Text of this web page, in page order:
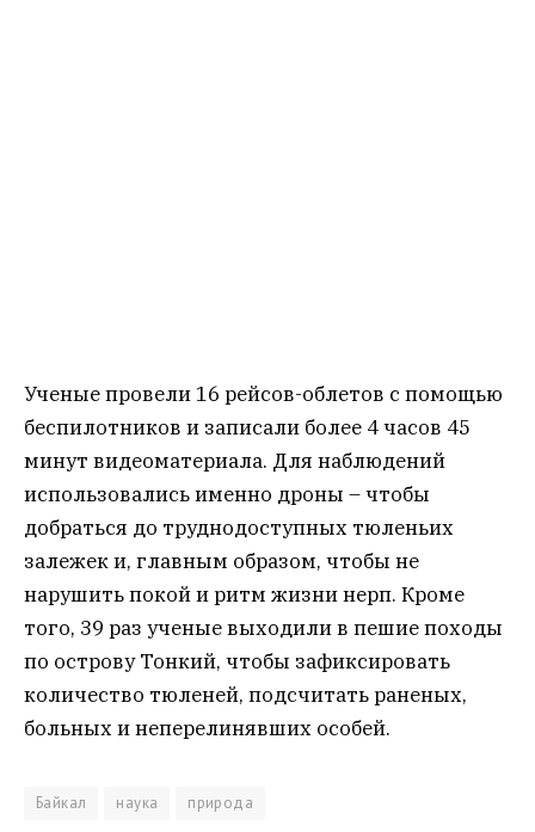
Ученые провели 16 рейсов-облетов с помощью
беспилотников и записали более 4 часов 45
минут видеоматериала. Для наблюдений
использовались именно дроны – чтобы
добраться до труднодоступных тюленьих
залежек и, главным образом, чтобы не
нарушить покой и ритм жизни нерп. Кроме
того, 39 раз ученые выходили в пешие походы
по острову Тонкий, чтобы зафиксировать
количество тюленей, подсчитать раненых,
больных и неперелинявших особей.
Байкал наука природа